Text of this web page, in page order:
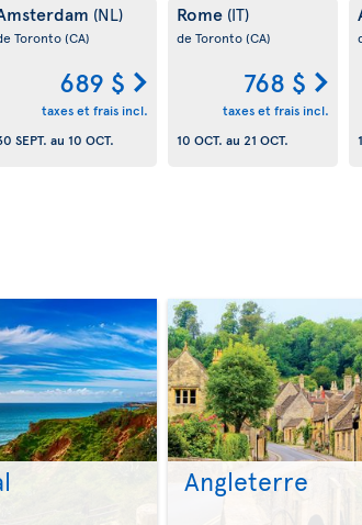
(NL)
Toronto(CA)
689 $
taxes et frais incl.
SEPT. au 10 OCT.
Rome (IT)
de Toronto(CA)
768 $
taxes et frais incl.
10 OCT. au 21 OCT.
Angleterre